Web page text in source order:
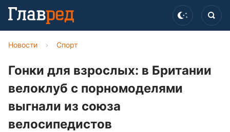
Новости › Спорт
Гонки для взрослых: в Британии
велоклуб с порномоделями
выгнали из союза
велосипедистов